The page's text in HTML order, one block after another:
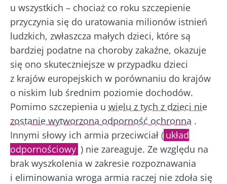
u wszystkich – chociaż co roku szczepienie
przyczynia się do uratowania milionów istnień
ludzkich, zwłaszcza małych dzieci, które są
bardziej podatne na choroby zakaźne, okazuje
się ono skuteczniejsze w przypadku dzieci
z krajów europejskich w porównaniu do krajów
o niskim lub średnim poziomie dochodów.
Pomimo szczepienia u wielu z tych z dzieci nie
zostanie wytworzona odporność ochronna .
Innymi słowy ich armia przeciwciał ( układ
odpornościowy ) nie zareaguje. Ze względu na
brak wyszkolenia w zakresie rozpoznawania
i eliminowania wroga armia raczej nie zdoła się